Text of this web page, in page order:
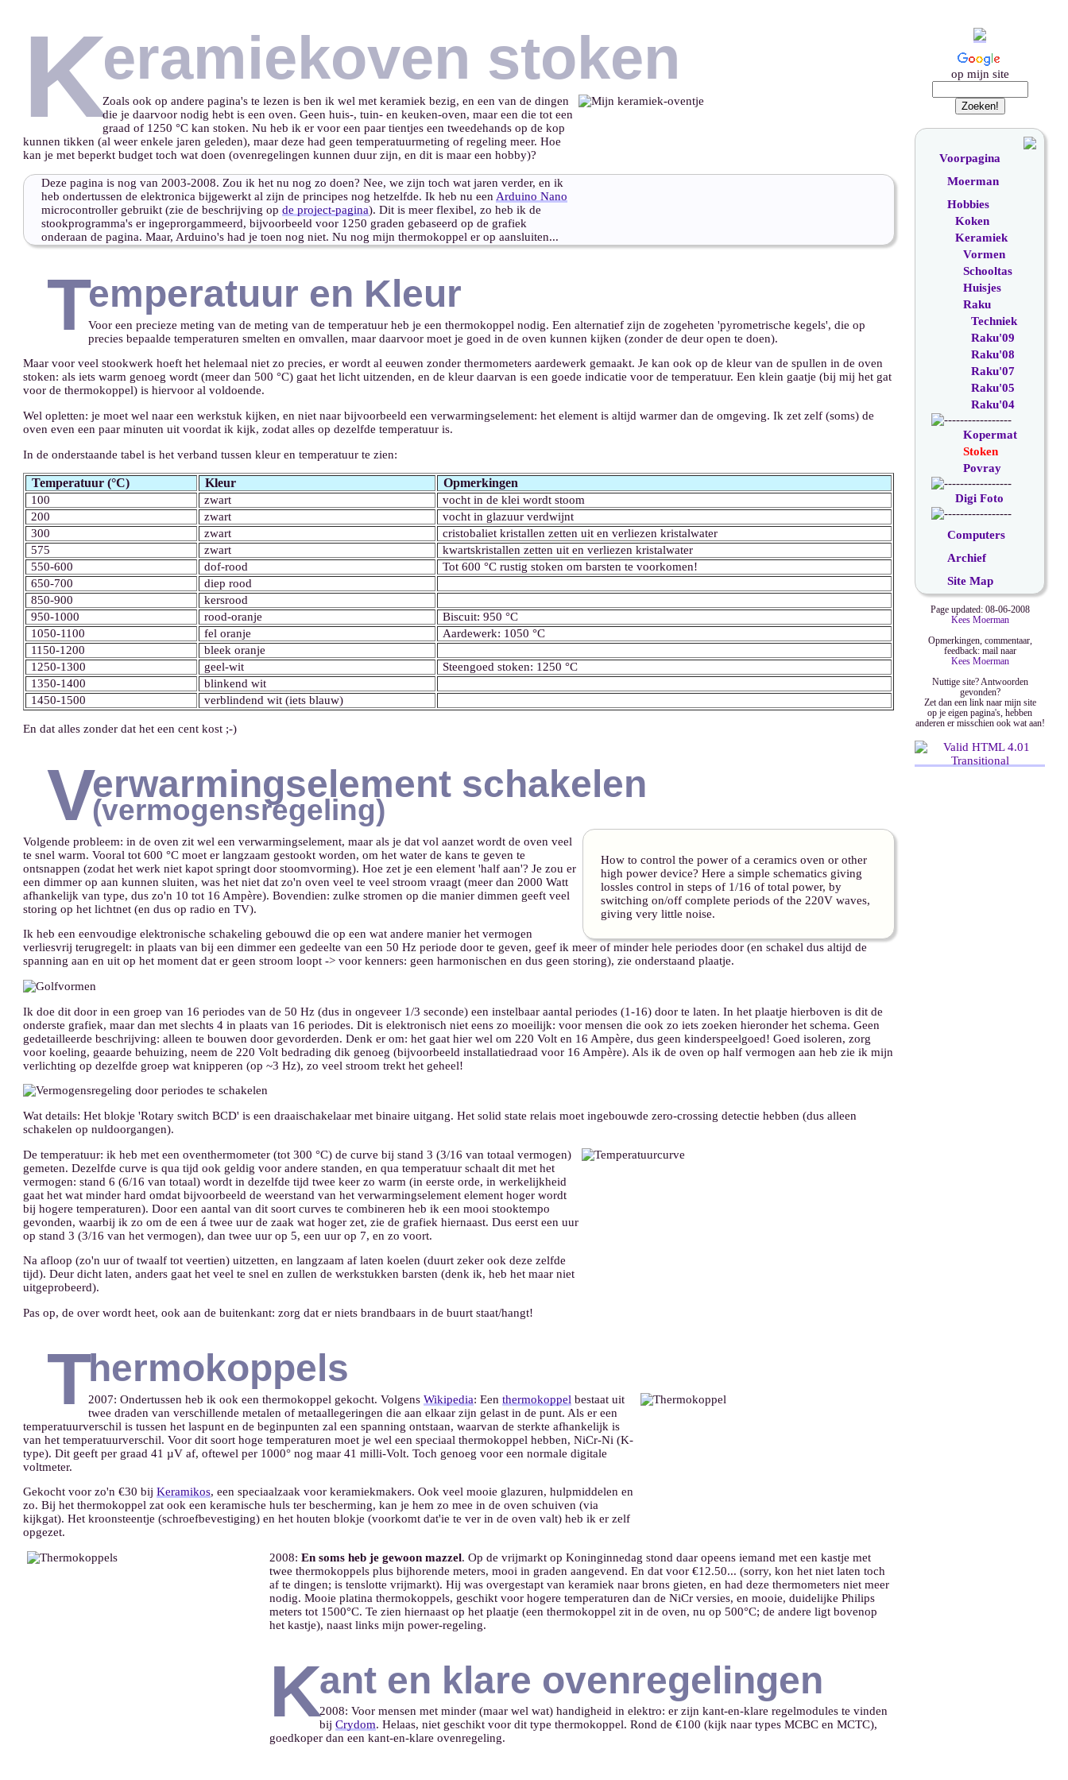
Keramiekoven stoken
Zoals ook op andere pagina's te lezen is ben ik wel met keramiek bezig, en een van de dingen
die je daarvoor nodig hebt is een oven. Geen huis-, tuin- en keuken-oven, maar een die tot een
graad of 1250 °C kan stoken. Nu heb ik er voor een paar tientjes een tweedehands op de kop
kunnen tikken (al weer enkele jaren geleden), maar deze had geen temperatuurmeting of regeling meer. Hoe
kan je met beperkt budget toch wat doen (ovenregelingen kunnen duur zijn, en dit is maar een hobby)?
Deze pagina is nog van 2003-2008. Zou ik het nu nog zo doen? Nee, we zijn toch wat jaren verder, en ik
heb ondertussen de elektronica bijgewerkt al zijn de principes nog hetzelfde. Ik heb nu een Arduino Nano
microcontroller gebruikt (zie de beschrijving opde project-pagina). Dit is meer flexibel, zo heb ik de
stookprogramma's er ingeprorgammeerd, bijvoorbeeld voor 1250 graden gebaseerd op de grafiek
onderaan de pagina. Maar, Arduino's had je toen nog niet. Nu nog mijn thermokoppel er op aansluiten...
Temperatuur en Kleur
Voor een precieze meting van de meting van de temperatuur heb je een thermokoppel nodig. Een alternatief zijn de zogeheten 'pyrometrische kegels', die op
precies bepaalde temperaturen smelten en omvallen, maar daarvoor moet je goed in de oven kunnen kijken (zonder de deur open te doen).
Maar voor veel stookwerk hoeft het helemaal niet zo precies, er wordt al eeuwen zonder thermometers aardewerk gemaakt. Je kan ook op de kleur van de spullen in de oven
stoken: als iets warm genoeg wordt (meer dan 500 °C) gaat het licht uitzenden, en de kleur daarvan is een goede indicatie voor de temperatuur. Een klein gaatje (bij mij het gat
voor de thermokoppel) is hiervoor al voldoende.
Wel opletten: je moet wel naar een werkstuk kijken, en niet naar bijvoorbeeld een verwarmingselement: het element is altijd warmer dan de omgeving. Ik zet zelf (soms) de
oven even een paar minuten uit voordat ik kijk, zodat alles op dezelfde temperatuur is.
In de onderstaande tabel is het verband tussen kleur en temperatuur te zien:
Temperatuur (°C) Kleur Opmerkingen
100 zwart
vocht in de klei wordt stoom
200
zwart
vocht in glazuur verdwijnt
300
zwart
cristobaliet kristallen zetten uit en verliezen kristalwater
575
zwart
kwartskristallen zetten uit en verliezen kristalwater
550-600
dof-rood
Tot 600 °C rustig stoken om barsten te voorkomen!
650-700
diep rood
850-900
kersrood
950-1000
rood-oranje
Biscuit: 950 °C
1050-1100
fel oranje
Aardewerk: 1050 °C
1150-1200
bleek oranje
1250-1300
geel-wit
Steengoed stoken: 1250 °C
1350-1400
blinkend wit
1450-1500
verblindend wit (iets blauw)
En dat alles zonder dat het een cent kost ;-)
Verwarmingselement schakelen
(vermogensregeling)
How to control the power of a ceramics oven or other
high power device? Here a simple schematics giving
lossles control in steps of 1/16 of total power, by
switching on/off complete periods of the 220V waves,
giving very little noise.
Volgende probleem: in de oven zit wel een verwarmingselement, maar als je dat vol aanzet wordt de oven veel
te snel warm. Vooral tot 600 °C moet er langzaam gestookt worden, om het water de kans te geven te
ontsnappen (zodat het werk niet kapot springt door stoomvorming). Hoe zet je een element 'half aan'? Je zou er
een dimmer op aan kunnen sluiten, was het niet dat zo'n oven veel te veel stroom vraagt (meer dan 2000 Watt
afhankelijk van type, dus zo'n 10 tot 16 Ampère). Bovendien: zulke stromen op die manier dimmen geeft veel
storing op het lichtnet (en dus op radio en TV).
Ik heb een eenvoudige elektronische schakeling gebouwd die op een wat andere manier het vermogen
verliesvrij terugregelt: in plaats van bij een dimmer een gedeelte van een 50 Hz periode door te geven, geef ik meer of minder hele periodes door (en schakel dus altijd de
spanning aan en uit op het moment dat er geen stroom loopt -> voor kenners: geen harmonischen en dus geen storing), zie onderstaand plaatje.
Ik doe dit door in een groep van 16 periodes van de 50 Hz (dus in ongeveer 1/3 seconde) een instelbaar aantal periodes (1-16) door te laten. In het plaatje hierboven is dit de
onderste grafiek, maar dan met slechts 4 in plaats van 16 periodes. Dit is elektronisch niet eens zo moeilijk: voor mensen die ook zo iets zoeken hieronder het schema. Geen
gedetailleerde beschrijving: alleen te bouwen door gevorderden. Denk er om: het gaat hier wel om 220 Volt en 16 Ampère, dus geen kinderspeelgoed! Goed isoleren, zorg
voor koeling, geaarde behuizing, neem de 220 Volt bedrading dik genoeg (bijvoorbeeld installatiedraad voor 16 Ampère). Als ik de oven op half vermogen aan heb zie ik mijn
verlichting op dezelfde groep wat knipperen (op ~3 Hz), zo veel stroom trekt het geheel!
Wat details: Het blokje 'Rotary switch BCD' is een draaischakelaar met binaire uitgang. Het solid state relais moet ingebouwde zero-crossing detectie hebben (dus alleen
schakelen op nuldoorgangen).
De temperatuur: ik heb met een oventhermometer (tot 300 °C) de curve bij stand 3 (3/16 van totaal vermogen)
gemeten. Dezelfde curve is qua tijd ook geldig voor andere standen, en qua temperatuur schaalt dit met het
vermogen: stand 6 (6/16 van totaal) wordt in dezelfde tijd twee keer zo warm (in eerste orde, in werkelijkheid
gaat het wat minder hard omdat bijvoorbeeld de weerstand van het verwarmingselement element hoger wordt
bij hogere temperaturen). Door een aantal van dit soort curves te combineren heb ik een mooi stooktempo
gevonden, waarbij ik zo om de een á twee uur de zaak wat hoger zet, zie de grafiek hiernaast. Dus eerst een uur
op stand 3 (3/16 van het vermogen), dan twee uur op 5, een uur op 7, en zo voort.
Na afloop (zo'n uur of twaalf tot veertien) uitzetten, en langzaam af laten koelen (duurt zeker ook deze zelfde
tijd). Deur dicht laten, anders gaat het veel te snel en zullen de werkstukken barsten (denk ik, heb het maar niet
uitgeprobeerd).
Pas op, de over wordt heet, ook aan de buitenkant: zorg dat er niets brandbaars in de buurt staat/hangt!
Thermokoppels
2007: Ondertussen heb ik ook een thermokoppel gekocht. Volgens Wikipedia: Een thermokoppel bestaat uit
twee draden van verschillende metalen of metaallegeringen die aan elkaar zijn gelast in de punt. Als er een
temperatuurverschil is tussen het laspunt en de beginpunten zal een spanning ontstaan, waarvan de sterkte afhankelijk is
van het temperatuurverschil. Voor dit soort hoge temperaturen moet je wel een speciaal thermokoppel hebben, NiCr-Ni (K-
type). Dit geeft per graad 41 µV af, oftewel per 1000° nog maar 41 milli-Volt. Toch genoeg voor een normale digitale
voltmeter.
Gekocht voor zo'n €30 bijKeramikos, een speciaalzaak voor keramiekmakers. Ook veel mooie glazuren, hulpmiddelen en
zo. Bij het thermokoppel zat ook een keramische huls ter bescherming, kan je hem zo mee in de oven schuiven (via
kijkgat). Het kroonsteentje (schroefbevestiging) en het houten blokje (voorkomt dat'ie te ver in de oven valt) heb ik er zelf
opgezet.
2008:En soms heb je gewoon mazzel. Op de vrijmarkt op Koninginnedag stond daar opeens iemand met een kastje met
twee thermokoppels plus bijhorende meters, mooi in graden aangevend. En dat voor €12.50... (sorry, kon het niet laten toch
af te dingen; is tenslotte vrijmarkt). Hij was overgestapt van keramiek naar brons gieten, en had deze thermometers niet meer
nodig. Mooie platina thermokoppels, geschikt voor hogere temperaturen dan de NiCr versies, en mooie, duidelijke Philips
meters tot 1500°C. Te zien hiernaast op het plaatje (een thermokoppel zit in de oven, nu op 500°C; de andere ligt bovenop
het kastje), naast links mijn power-regeling.
Kant en klare ovenregelingen
2008: Voor mensen met minder (maar wel wat) handigheid in elektro: er zijn kant-en-klare regelmodules te vinden
bij Crydom. Helaas, niet geschikt voor dit type thermokoppel. Rond de €100 (kijk naar types MCBC en MCTC),
goedkoper dan een kant-en-klare ovenregeling.
op mijn site
Voorpagina
Moerman
Hobbies
Koken
Keramiek
Vormen
Schooltas
Huisjes
Raku
Techniek
Raku'09
Raku'08
Raku'07
Raku'05
Raku'04
Kopermat
Stoken
Povray
Digi Foto
Computers
Archief
Site Map
Page updated: 08-06-2008
Kees Moerman
Opmerkingen, commentaar,
feedback: mail naar
Kees Moerman
Nuttige site? Antwoorden
gevonden?
Zet dan een link naar mijn site
op je eigen pagina's, hebben
anderen er misschien ook wat aan!